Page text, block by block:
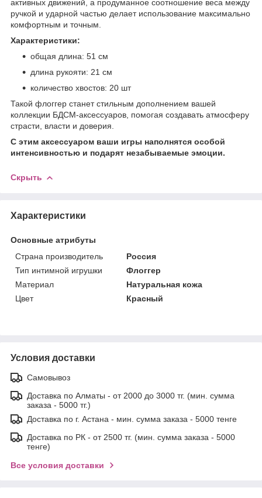
активных движений, а продуманное соотношение веса между
ручкой и ударной частью делает использование максимально
комфортным и точным.
Характеристики:
общая длина: 51 см
длина рукояти: 21 см
количество хвостов: 20 шт
Такой флоггер станет стильным дополнением вашей
коллекции БДСМ-аксессуаров, помогая создавать атмосферу
страсти, власти и доверия.
С этим аксессуаром ваши игры наполнятся особой
интенсивностью и подарят незабываемые эмоции.
Скрыть
Характеристики
Основные атрибуты
Страна производитель
Россия
Тип интимной игрушки
Флоггер
Материал
Натуральная кожа
Цвет
Красный
Условия доставки
Самовывоз
Доставка по Алматы - от 2000 до 3000 тг. (мин. сумма
заказа - 5000 тг.)
Доставка по г. Астана - мин. сумма заказа - 5000 тенге
Доставка по РК - от 2500 тг. (мин. сумма заказа - 5000
тенге)
Все условия доставки